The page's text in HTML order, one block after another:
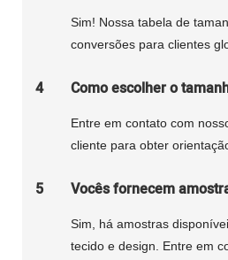
Sim! Nossa tabela de
conversões para clientes
4 Como escolher o
Entre em contato com
cliente para obter
5 Vocês fornecem
Sim, há amostras
tecido e design. Entre em